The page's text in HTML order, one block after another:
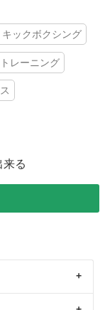
キックボクシング
レーニング
来る